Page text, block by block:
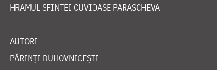
HRAMUL SFINTEI CUVIOASE PARASCHEVA
AUTORI
PĂRINȚI DUHOVNICEȘTI